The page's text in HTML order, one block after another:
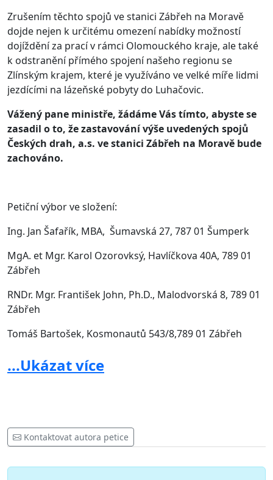
Zrušením těchto spojů ve stanici Zábřeh na Moravě
dojde nejen k určitému omezení nabídky možností
dojíždění za prací v rámci Olomouckého kraje, ale také
k odstranění přímého spojení našeho regionu se
Zlínským krajem, které je využíváno ve velké míře lidmi
jezdícími na lázeňské pobyty do Luhačovic.
Vážený pane ministře, žádáme Vás tímto, abyste se
zasadil o to, že zastavování výše uvedených spojů
Českých drah, a.s. ve stanici Zábřeh na Moravě bude
zachováno.
Petiční výbor ve složení:
Ing. Jan Šafařík, MBA, Šumavská 27, 787 01 Šumperk
MgA. et Mgr. Karol Ozorovksý, Havlíčkova 40A, 789 01
Zábřeh
RNDr. Mgr. František John, Ph.D., Malodvorská 8, 789 01
Zábřeh
Tomáš Bartošek, Kosmonautů 543/8,789 01 Zábřeh
...Ukázat více
Kontaktovat autora petice